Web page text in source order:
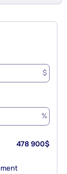
$
%
478 900$